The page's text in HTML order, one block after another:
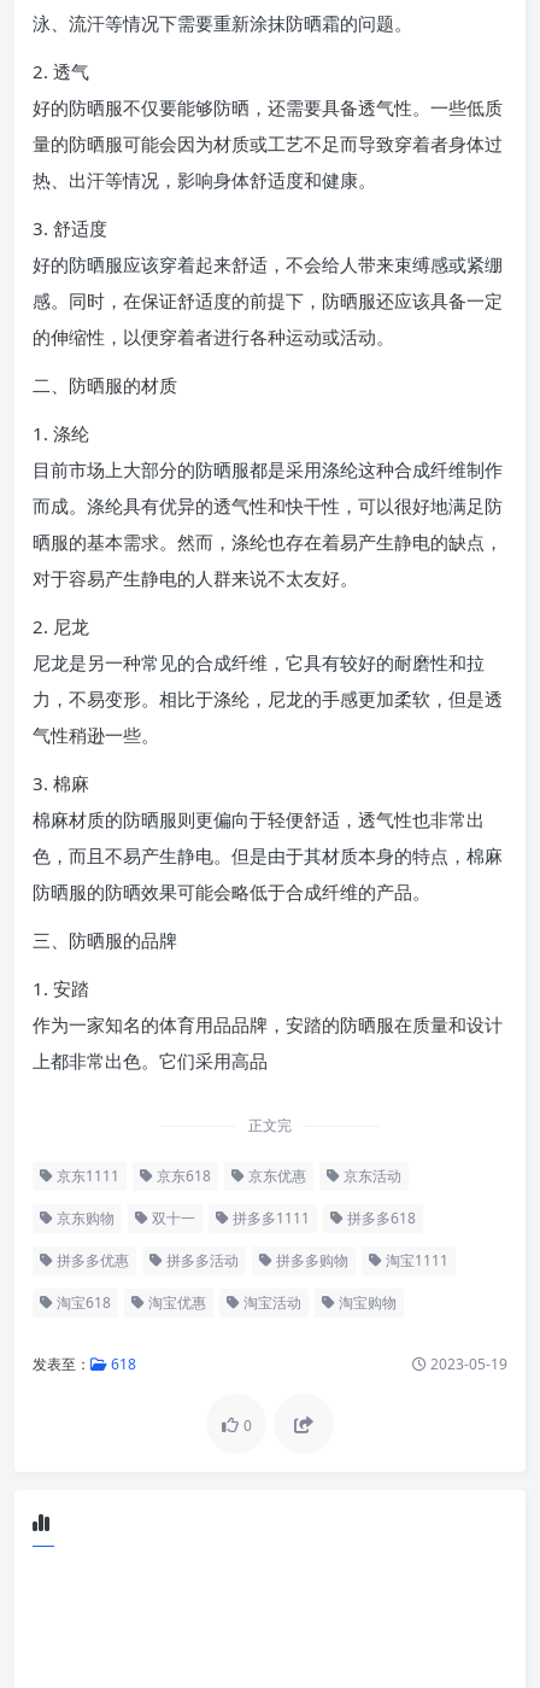
泳、流汗等情况下需要重新涂抹防晒霜的问题。
2. 透气
好的防晒服不仅要能够防晒，还需要具备透气性。一些低质
量的防晒服可能会因为材质或工艺不足而导致穿着者身体过
热、出汗等情况，影响身体舒适度和健康。
3. 舒适度
好的防晒服应该穿着起来舒适，不会给人带来束缚感或紧绷
感。同时，在保证舒适度的前提下，防晒服还应该具备一定
的伸缩性，以便穿着者进行各种运动或活动。
二、防晒服的材质
1. 涤纶
目前市场上大部分的防晒服都是采用涤纶这种合成纤维制作
而成。涤纶具有优异的透气性和快干性，可以很好地满足防
晒服的基本需求。然而，涤纶也存在着易产生静电的缺点，
对于容易产生静电的人群来说不太友好。
2. 尼龙
尼龙是另一种常见的合成纤维，它具有较好的耐磨性和拉
力，不易变形。相比于涤纶，尼龙的手感更加柔软，但是透
气性稍逊一些。
3. 棉麻
棉麻材质的防晒服则更偏向于轻便舒适，透气性也非常出
色，而且不易产生静电。但是由于其材质本身的特点，棉麻
防晒服的防晒效果可能会略低于合成纤维的产品。
三、防晒服的品牌
1. 安踏
作为一家知名的体育用品品牌，安踏的防晒服在质量和设计
上都非常出色。它们采用高品
正文完
京东1111 京东618 京东优惠 京东活动
京东购物 双十一 拼多多1111 拼多多618
拼多多优惠 拼多多活动 拼多多购物 淘宝1111
淘宝618 淘宝优惠 淘宝活动 淘宝购物
发表至： 618 2023-05-19
0